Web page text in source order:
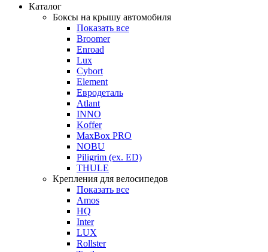
Каталог
Боксы на крышу автомобиля
Показать все
Broomer
Enroad
Lux
Cybort
Element
Евродеталь
Atlant
INNO
Koffer
MaxBox PRO
NOBU
Piligrim (ex. ED)
THULE
Крепления для велосипедов
Показать все
Amos
HQ
Inter
LUX
Rollster